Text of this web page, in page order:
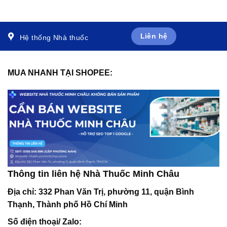
Hệ thống Nhà thuốc Liên hệ
MUA NHANH TẠI SHOPEE:
Thông tin liên hệ Nhà Thuốc Minh Châu
Địa chỉ: 332 Phan Văn Trị, phường 11, quận Bình
Thạnh, Thành phố Hồ Chí Minh
Số điện thoại/ Zalo: